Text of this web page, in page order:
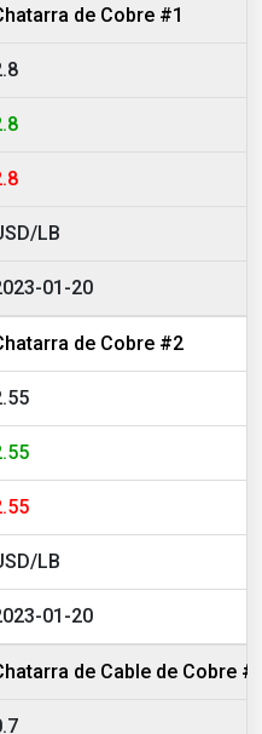
de Cobre #1
LB
01-20
de Cobre #2
LB
01-20
de Cable de Cobre